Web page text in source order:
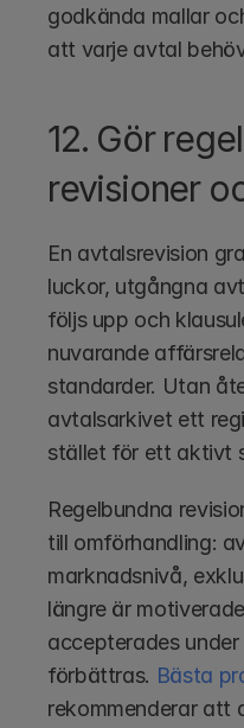
godkända mallar
att varje avtal
12. Gör
revisioner
En avtalsrevision
luckor, utgångna
följs upp och
nuvarande
standarder. Utan
avtalsarkivet ett
stället för ett aktivt
Regelbundna
till omförhandling:
marknadsnivå,
längre är
accepterades
förbättras. Bästa
rekommenderar att